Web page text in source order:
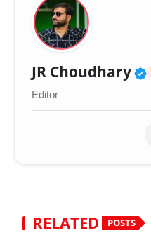
JR Choudhary
Editor
RELATED POSTS